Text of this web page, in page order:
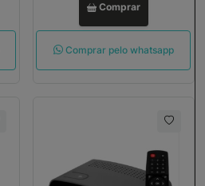
Comprar
Comprar pelo whatsapp